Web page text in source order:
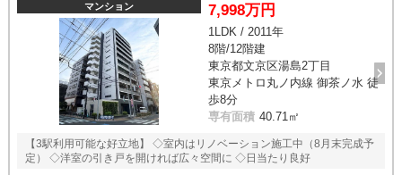
スタッフ紹介
お客様の声
お知らせ
マンション 7,998万円
1LDK / 2011年
8階/12階建
東京都文京区湯島2丁目
東京メトロ丸ノ内線 御茶ノ水 徒
歩8分
専有面積 40.71㎡
【3駅利用可能な好立地】 ◇室内はリノベーション施工中（8月末完成予
定） ◇洋室の引き戸を開ければ広々空間に ◇日当たり良好